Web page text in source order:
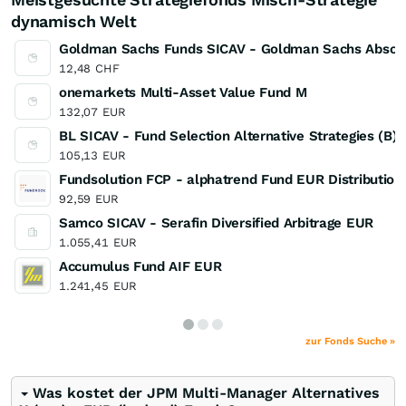
dynamisch Welt
Goldman Sachs Funds SICAV - Goldman Sachs
12,48 CHF
onemarkets Multi-Asset Value Fund M
132,07 EUR
BL SICAV - Fund Selection Alternative Strategies (B)
105,13 EUR
Fundsolution FCP - alphatrend Fund EUR Distribution
92,59 EUR
Samco SICAV - Serafin Diversified Arbitrage EUR
1.055,41 EUR
Accumulus Fund AIF EUR
1.241,45 EUR
zur Fonds Suche »
Was kostet der JPM Multi-Manager Alternatives